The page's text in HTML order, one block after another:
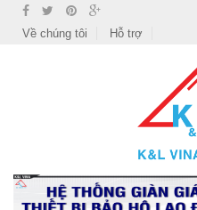
Về chúng tôi
Hỗ trợ